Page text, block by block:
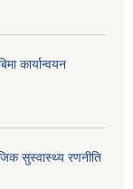
कार्यान्वयन
सुस्वास्थ्य रणनीति